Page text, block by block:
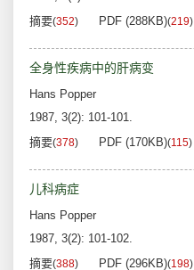
摘要(352) PDF (288KB)(219)
全身性疾病中的肝病变
Hans Popper
1987, 3(2): 101-101.
摘要(378) PDF (170KB)(115)
儿科病症
Hans Popper
1987, 3(2): 101-102.
摘要(388) PDF (296KB)(198)